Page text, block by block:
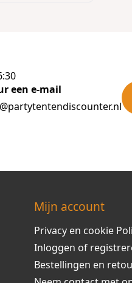
een e-mail
Mijn account
Privacy en cookie
Inloggen of
Bestellingen en